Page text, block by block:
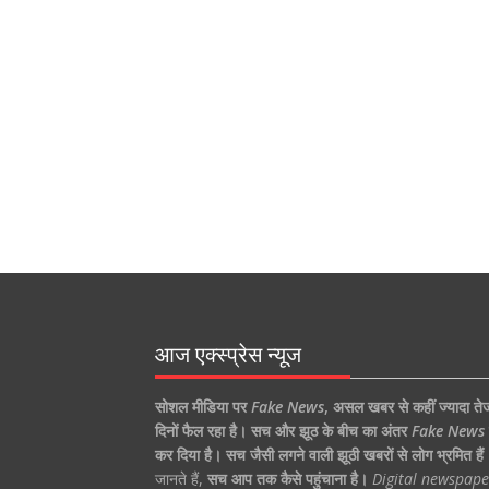
आज एक्स्प्रेस न्यूज
सोशल मीडिया पर Fake News, असल खबर से कहीं ज्यादा
दिनों फैल रहा है। सच और झूठ के बीच का अंतर Fake News
कर दिया है। सच जैसी लगने वाली झूठी खबरों से लोग भ्रमित
जानते हैं, सच आप तक कैसे पहुंचाना है। Digital